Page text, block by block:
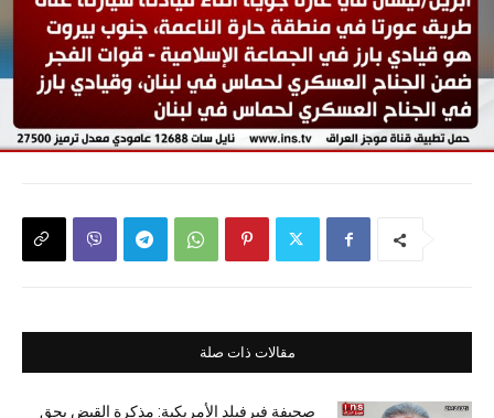
مقالات ذات صلة
صحيفة فيرفيلد الأمريكية: مذكرة القبض بحق